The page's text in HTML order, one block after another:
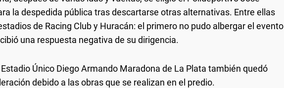
la despedida pública tras descartarse otras alternativas. Entre ellas
de Racing Club y Huracán: el primero no pudo albergar el evento
una respuesta negativa de su dirigencia.
Único Diego Armando Maradona de La Plata también quedó
debido a las obras que se realizan en el predio.